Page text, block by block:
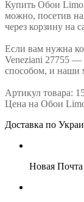
Купить Обои
можно, посетив
через корзину на
Если вам нужна
Veneziani 27755 —
способом, и наши
Артикул товара:
Цена на Обои
Доставка по
Новая Почта